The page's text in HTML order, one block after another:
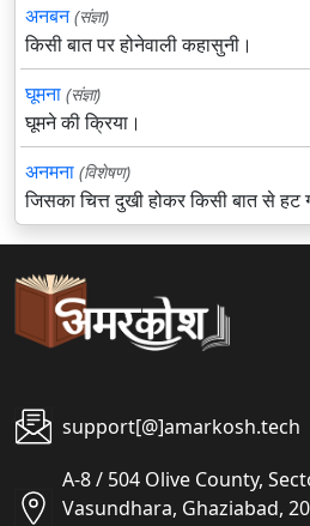
अनबन (संज्ञा)
किसी बात पर होनेवाली कहासुनी।
घूमना (संज्ञा)
घूमने की क्रिया।
अनमना (विशेषण)
जिसका चित्त दुखी होकर किसी बात से हट
support[@]amarkosh.tech
A-8 / 504 Olive County,
Vasundhara, Ghaziabad,